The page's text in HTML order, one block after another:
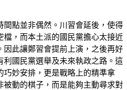
間點並非偶然。川習會延後，使得
檔，而本土派的國民黨擔心太接近
因此讓鄭習會提前上演，之後再好
利國民黨選舉及未來執政之路。這
巧妙安排，更是戰略上的精準拿
被動的棋子，而是能夠主動尋求對